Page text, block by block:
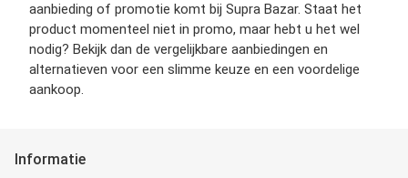
aanbieding of promotie komt bij Supra Bazar. Staat het
product momenteel niet in promo, maar hebt u het wel
nodig? Bekijk dan de vergelijkbare aanbiedingen en
alternatieven voor een slimme keuze en een voordelige
aankoop.
Informatie